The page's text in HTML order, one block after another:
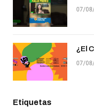
07/
¿El
07/
Etiquetas